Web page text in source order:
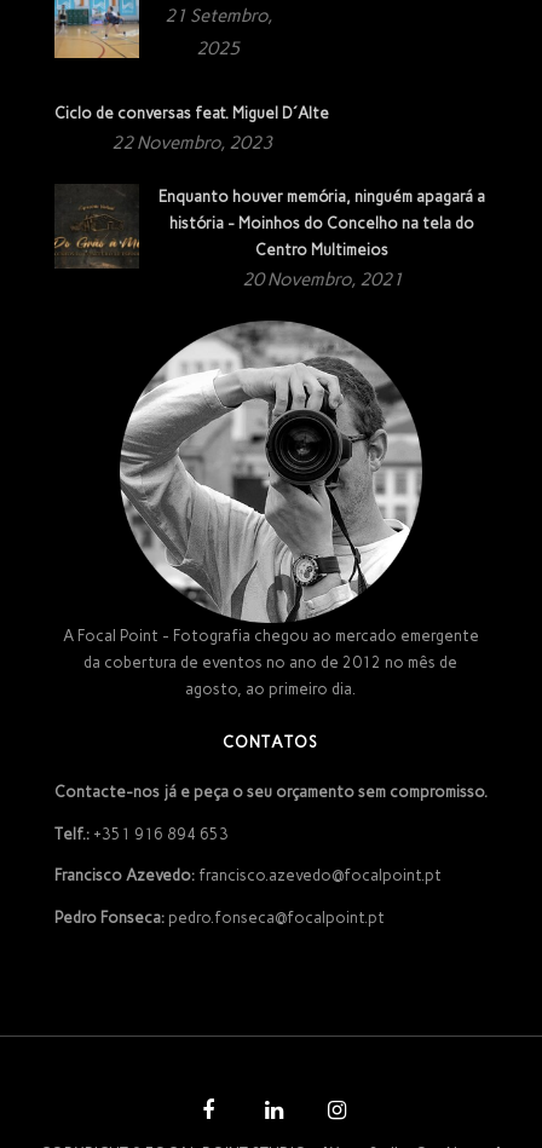
21 Setembro,
2025
Ciclo de conversas feat. Miguel D´Alte
22 Novembro, 2023
Enquanto houver memória, ninguém apagará a
história - Moinhos do Concelho na tela do
Centro Multimeios
20 Novembro, 2021
A Focal Point - Fotografia chegou ao mercado emergente
da cobertura de eventos no ano de 2012 no mês de
agosto, ao primeiro dia.
CONTATOS
Contacte-nos já e peça o seu orçamento sem compromisso.
Telf.:+351 916 894 653
Francisco Azevedo:francisco.azevedo@focalpoint.pt
Pedro Fonseca:pedro.fonseca@focalpoint.pt